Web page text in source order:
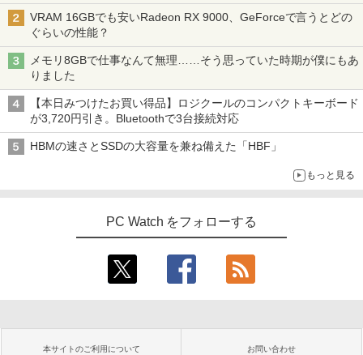
VRAM 16GBでも安いRadeon RX 9000、GeForceで言うとどの
ぐらいの性能？
メモリ8GBで仕事なんて無理……そう思っていた時期が僕にもあ
りました
【本日みつけたお買い得品】ロジクールのコンパクトキーボード
が3,720円引き。Bluetoothで3台接続対応
HBMの速さとSSDの大容量を兼ね備えた「HBF」
もっと見る
PC Watch をフォローする
本サイトのご利用について お問い合わせ